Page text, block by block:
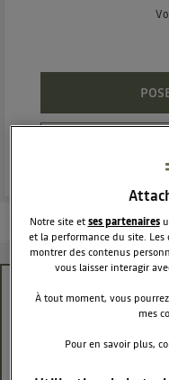
Les questions de la
commande
Le11 mai 2022à
Notre site etses partenaires
et la performance du site.
montrer des contenus
vous laisser interagir
À tout moment, vous
mes
Pour en savoir plus,